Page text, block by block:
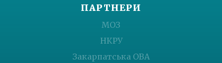
ПАРТНЕРИ
МОЗ
НКРУ
Закарпатська ОВА